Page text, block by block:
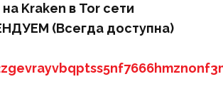
Kraken в Tor сети
(Всегда доступна)